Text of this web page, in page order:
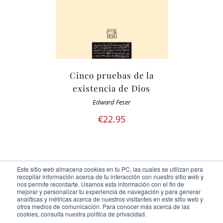
Este sitio web almacena cookies en tu PC, las cuales se utilizan para
recopilar información acerca de tu interacción con nuestro sitio web y
nos permite recordarte. Usamos esta información con el fin de
mejorar y personalizar tu experiencia de navegación y para generar
analíticas y métricas acerca de nuestros visitantes en este sitio web y
otros medios de comunicación. Para conocer más acerca de las
cookies, consulta nuestra política de privacidad.
Cinco pruebas de la
existencia de Dios
Edward Feser
€22.95
Ediciones Cor Iesu Copyright 2020 |id digital agency